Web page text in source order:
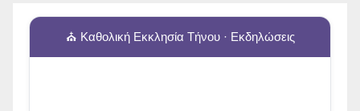
⛪ Καθολική Εκκλησία Τήνου · Εκδηλώσεις